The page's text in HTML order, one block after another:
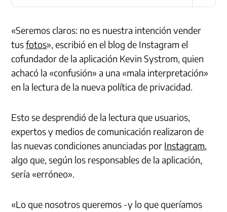
«Seremos claros: no es nuestra intención vender
tusfotos», escribió en el blog de Instagram el
cofundador de la aplicación Kevin Systrom, quien
achacó la «confusión» a una «mala interpretación»
en la lectura de la nueva política de privacidad.
Esto se desprendió de la lectura que usuarios,
expertos y medios de comunicación realizaron de
las nuevas condiciones anunciadas por Instagram,
algo que, según los responsables de la aplicación,
sería «erróneo».
«Lo que nosotros queremos -y lo que queríamos